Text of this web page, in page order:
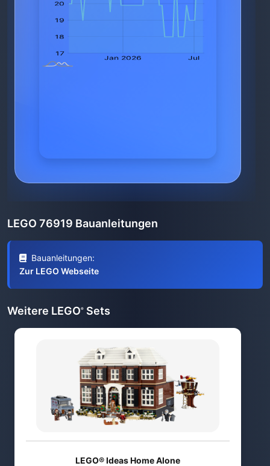
LEGO 76919 Bauanleitungen
Bauanleitungen:
Zur LEGO Webseite
Weitere LEGO® Sets
LEGO® Ideas Home Alone